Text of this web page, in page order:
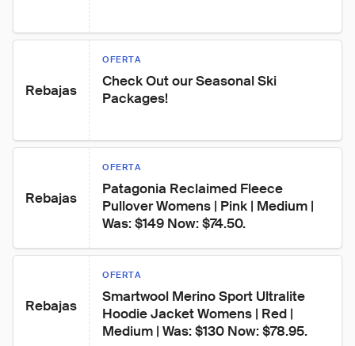
Rebajas
OFERTA
Check Out our Seasonal Ski
Packages!
Rebajas
OFERTA
Patagonia Reclaimed Fleece
Pullover Womens | Pink | Medium |
Was: $149 Now: $74.50.
Rebajas
OFERTA
Smartwool Merino Sport Ultralite
Hoodie Jacket Womens | Red |
Medium | Was: $130 Now: $78.95.